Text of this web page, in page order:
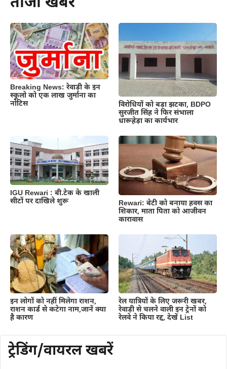
Breaking News: रेवाड़ी के इन
स्कूलो को एक लाख जुर्माना का
नोटिस
विरोधियों को बड़ा झटका, BDPO
सुरजीत सिंह ने फिर संभाला
धारूहेड़ा का कार्यभार
IGU Rewari : बी.टेक के खाली
सीटों पर दाखिले शुरू
Rewari: बेटी को बनाया हवस का
शिकार, माता पिता को आजीवन
कारावास
इन लोगों को नहीं मिलेगा राशन,
राशन कार्ड से कटेगा नाम,जानें क्या
है कारण
रेल यात्रियों के लिए जरूरी खबर,
रेवाड़ी से चलने वाली इन ट्रेनों को
रेलवे ने किया रद्द, देखें List
ट्रेडिंग/वायरल खबरें